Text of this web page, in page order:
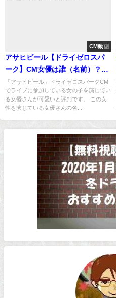
CM動画
アサヒビール【ドライゼロスパ
ーク】CM女優は誰（名前）？加
村真美プロフ！
「アサヒビール」ドライゼロスパークCM
でライブに参加している女の子を演じてい
る女優さんが可愛いと評判です。 この女
性を演じている女優さんの名...